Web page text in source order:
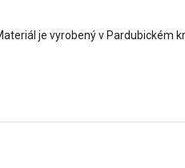
je vyrobený v Pardubickém